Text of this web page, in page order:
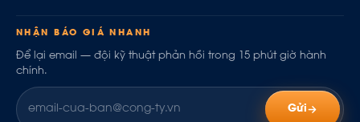
NHẬN BÁO GIÁ NHANH
Để lại email — đội kỹ thuật phản hồi trong 15 phút giờ hành
chính.
Gửi